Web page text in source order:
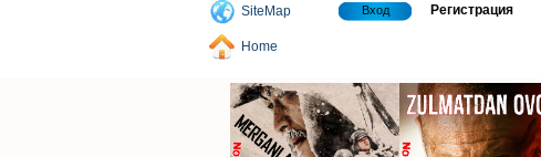
SiteMap
Home
Вход Регистрация